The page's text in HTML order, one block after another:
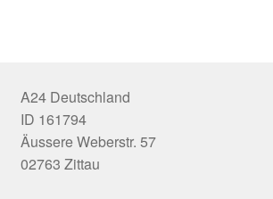
A24 Deutschland
ID 161794
Äussere Weberstr. 57
02763 Zittau